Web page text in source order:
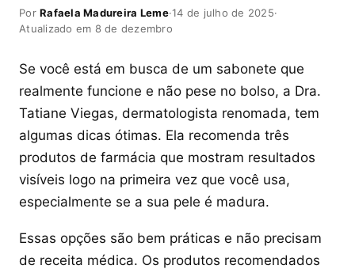
PorRafaela Madureira Leme·14 de julho de 2025·
Atualizado em 8 de dezembro
Se você está em busca de um sabonete que
realmente funcione e não pese no bolso, a Dra.
Tatiane Viegas, dermatologista renomada, tem
algumas dicas ótimas. Ela recomenda três
produtos de farmácia que mostram resultados
visíveis logo na primeira vez que você usa,
especialmente se a sua pele é madura.
Essas opções são bem práticas e não precisam
de receita médica. Os produtos recomendados